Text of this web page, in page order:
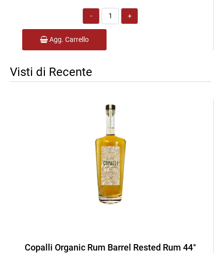
Quantità
Agg. Carrello
Visti di Recente
Copalli Organic Rum Barrel Rested Rum 44°